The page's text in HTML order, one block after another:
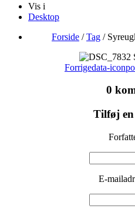
Vis i
Desktop
Forside /Tag /
Forrigedata-
0
Tilføj
E-